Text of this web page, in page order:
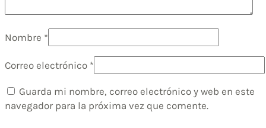
Nombre *
Correo electrónico *
Guarda mi nombre, correo electrónico y web en este
navegador para la próxima vez que comente.